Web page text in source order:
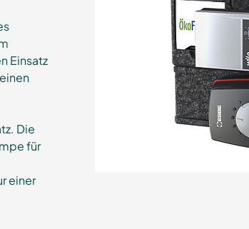
Einsatz
Die
für
einer